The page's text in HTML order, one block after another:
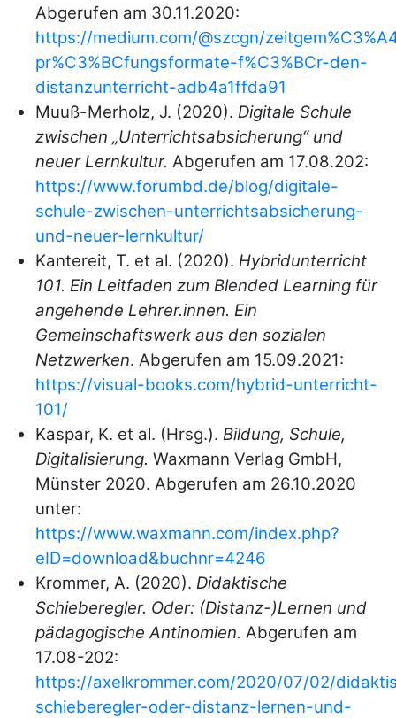
Abgerufen am 30.11.2020:
https://medium.com/@szcgn/
pr%C3%BCfungsformate-f%C3%BCr-den-
distanzunterricht-adb4a1ffda91
Muuß-Merholz, J. (2020). Digitale Schule
zwischen „Unterrichtsabsicherung“ und
neuer Lernkultur. Abgerufen am 17.08.202:
https://www.forumbd.de/blog/digitale-
schule-zwischen-unterrichtsabsicherung-
und-neuer-lernkultur/
Kantereit, T. et al. (2020). Hybridunterricht
101. Ein Leitfaden zum Blended Learning für
angehende Lehrer.innen. Ein
Gemeinschaftswerk aus den sozialen
Netzwerken. Abgerufen am 15.09.2021:
https://visual-books.com/hybrid-unterricht-
101/
Kaspar, K. et al. (Hrsg.). Bildung, Schule,
Digitalisierung. Waxmann Verlag GmbH,
Münster 2020. Abgerufen am 26.10.2020
unter:
https://www.waxmann.com/index.php?
eID=download&buchnr=4246
Krommer, A. (2020). Didaktische
Schieberegler. Oder: (Distanz-)Lernen und
pädagogische Antinomien. Abgerufen am
17.08-202:
https://axelkrommer.com/2020/07/02/
schieberegler-oder-distanz-lernen-und-